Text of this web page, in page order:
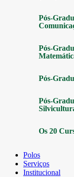
Pós-
Pós-
Pós-
Pós-
Os 20
Polos
Serviços
Institucional